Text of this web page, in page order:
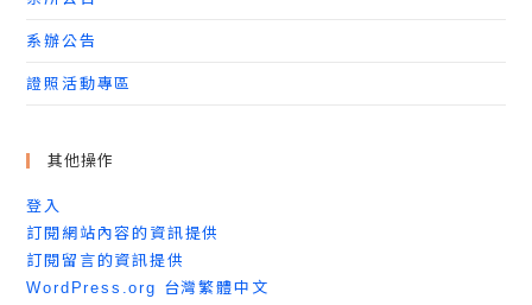
系辦公告
證照活動專區
其他操作
登入
訂閱網站內容的資訊提供
訂閱留言的資訊提供
WordPress.org 台灣繁體中文